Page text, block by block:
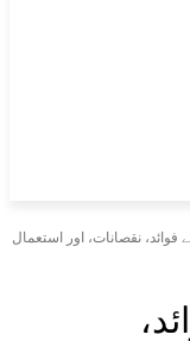
نقصانات، اور استعمال